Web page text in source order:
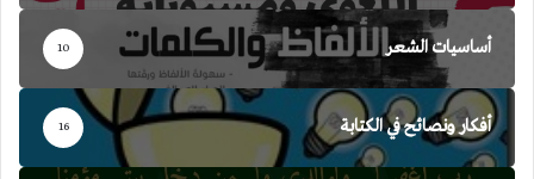
أساسيات الشعر 10
أفكار ونصائح في الكتابة 16